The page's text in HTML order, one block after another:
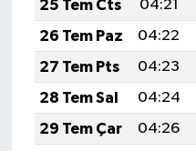
25 Tem Cts
04:21
26 Tem Paz
04:22
27 Tem Pts
04:23
28 Tem Sal
04:24
29 Tem Çar
04:26